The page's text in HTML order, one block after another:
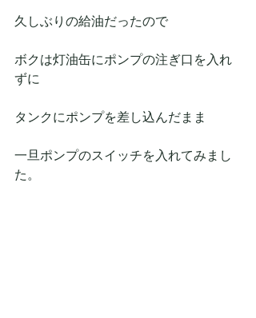
久しぶりの給油だったので
ボクは灯油缶にポンプの注ぎ口を入れ
ずに
タンクにポンプを差し込んだまま
一旦ポンプのスイッチを入れてみまし
た。